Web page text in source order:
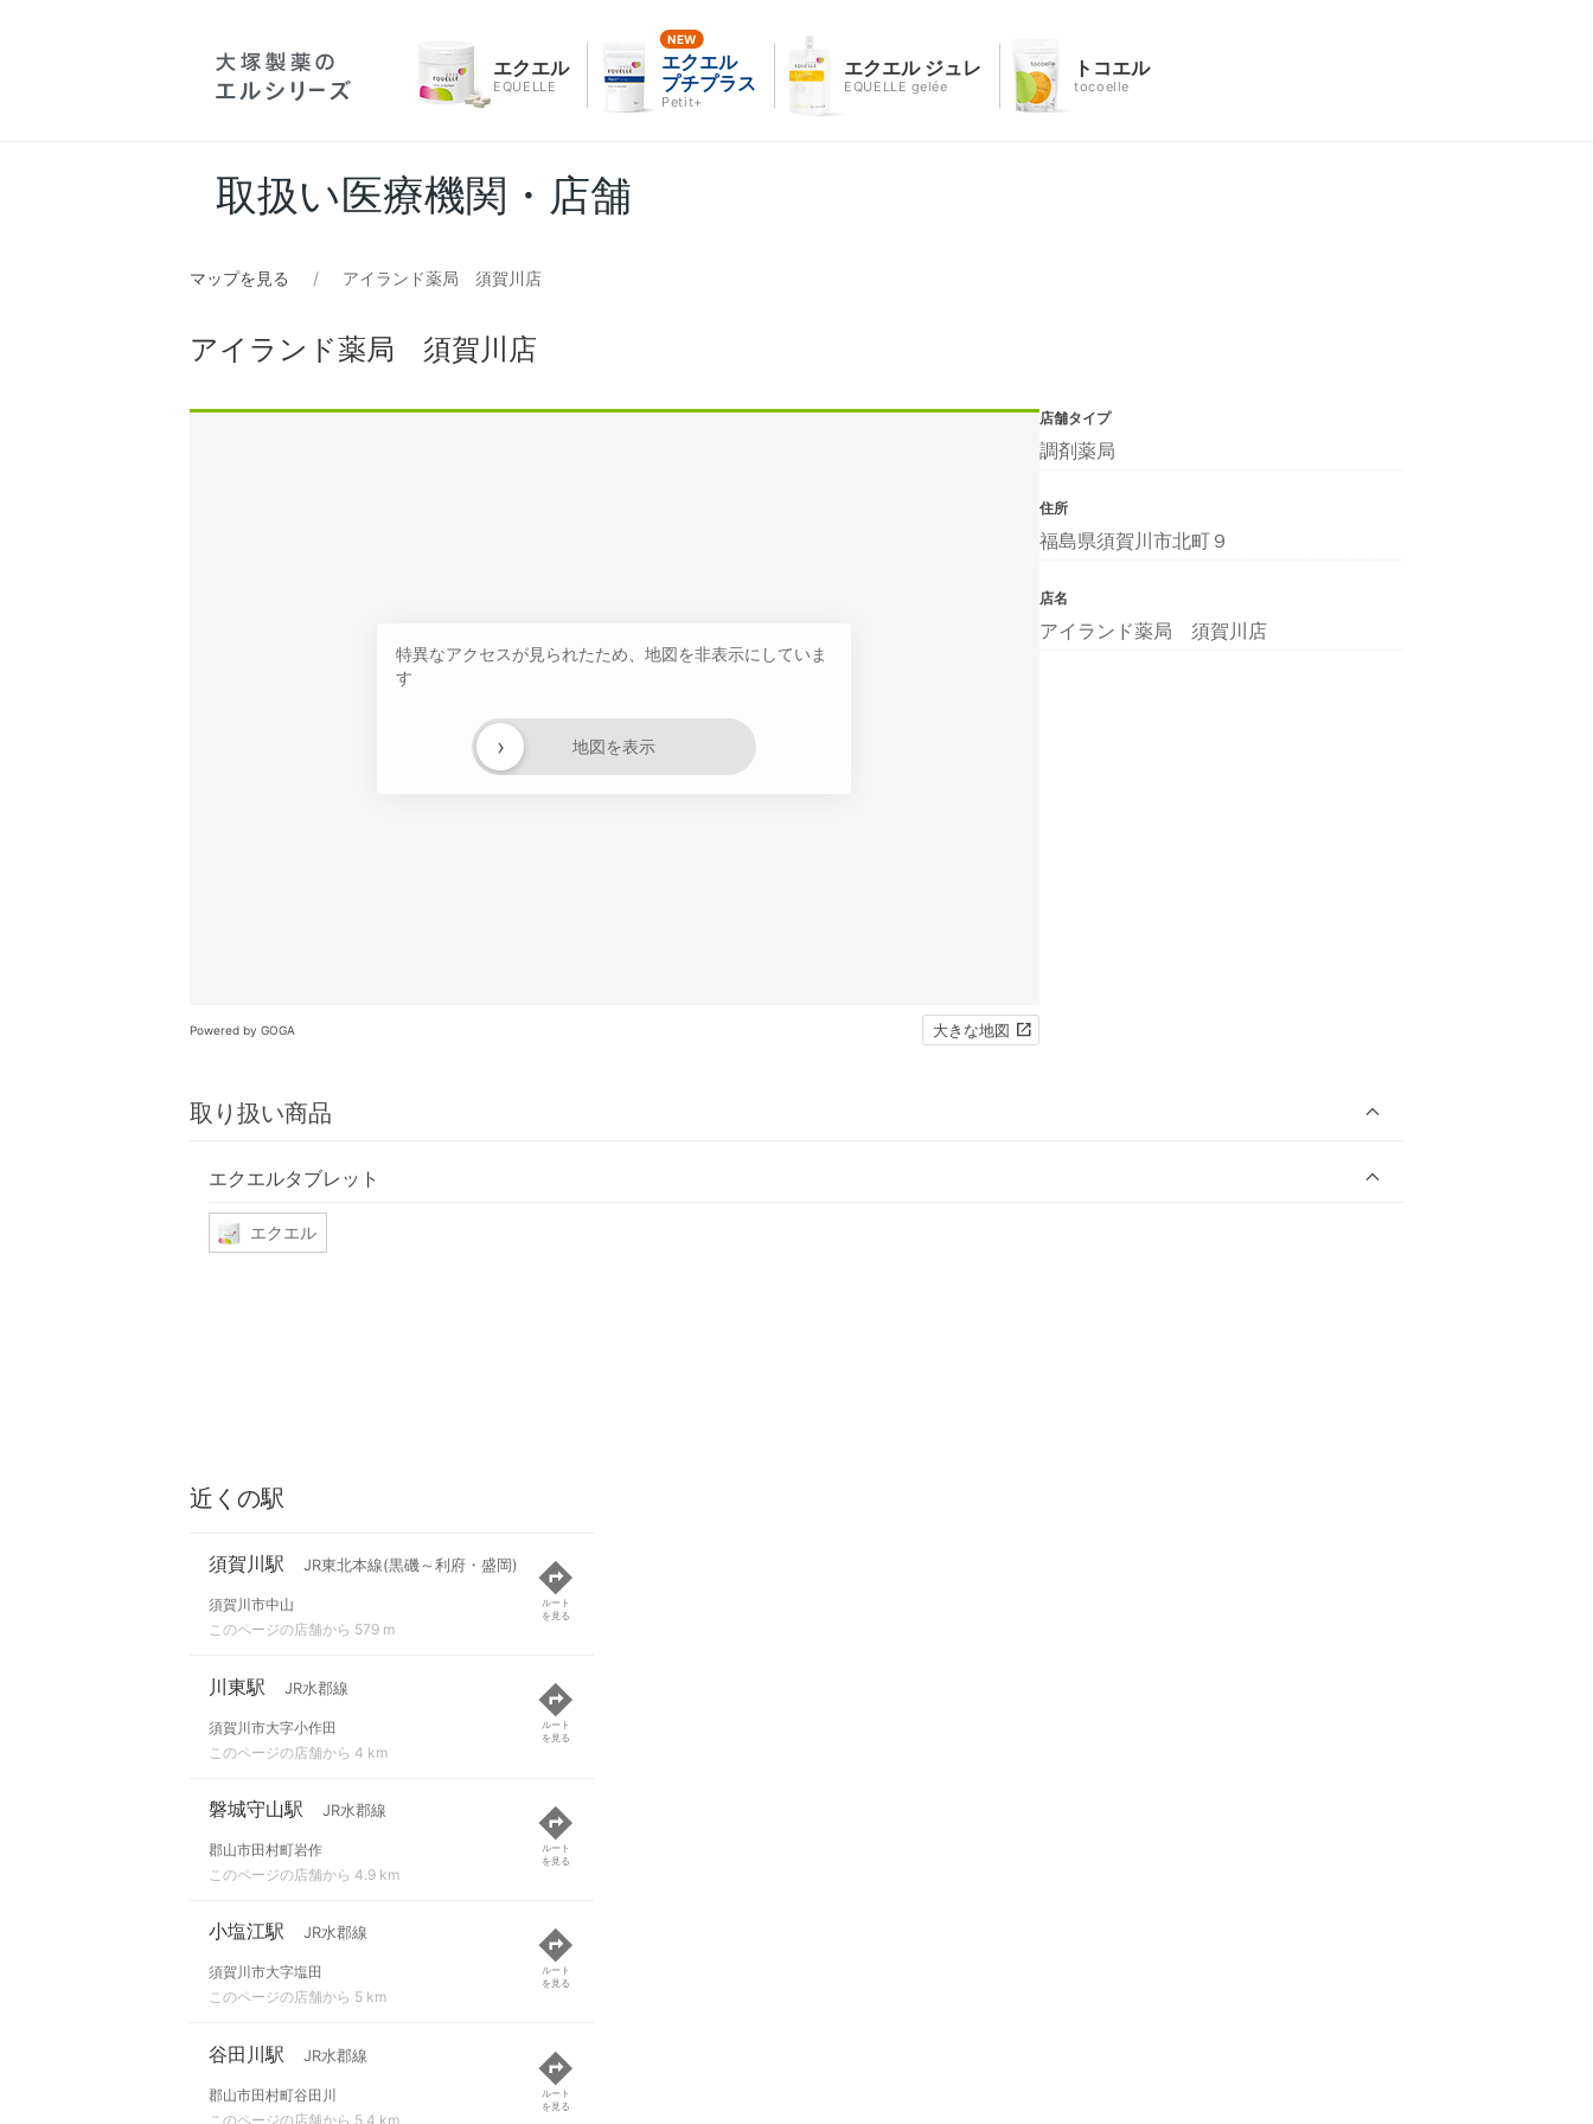
エクエル
EQUELLE
エクエル
プチプラス
Petit+
エクエル ジュレ
EQUELLE gelée
トコエル
tocoelle
取扱い医療機関・店舗
マップを見る アイランド薬局 須賀川店
アイランド薬局 須賀川店
特異なアクセスが見られたため、地図を非表示にしていま
す
地図を表示
›
Powered by GOGA 大きな地図
取り扱い商品
エクエルタブレット
エクエル
店舗タイプ
調剤薬局
住所
福島県須賀川市北町９
店名
アイランド薬局 須賀川店
近くの駅
須賀川駅 JR東北本線(黒磯～利府・盛岡)
須賀川市中山
このページの店舗から 579 m
ルート
を見る
川東駅 JR水郡線
須賀川市大字小作田
このページの店舗から 4 km
ルート
を見る
磐城守山駅 JR水郡線
郡山市田村町岩作
このページの店舗から 4.9 km
ルート
を見る
小塩江駅 JR水郡線
須賀川市大字塩田
このページの店舗から 5 km
ルート
を見る
谷田川駅 JR水郡線
郡山市田村町谷田川
このページの店舗から 5.4 km
ルート
を見る